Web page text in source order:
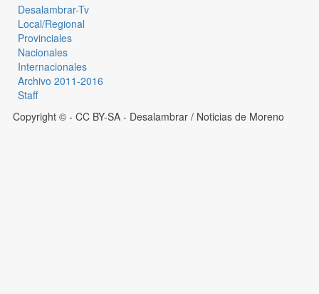
Desalambrar-Tv
Local/Regional
Provinciales
Nacionales
Internacionales
Archivo 2011-2016
Staff
Copyright © - CC BY-SA - Desalambrar / Noticias de Moreno